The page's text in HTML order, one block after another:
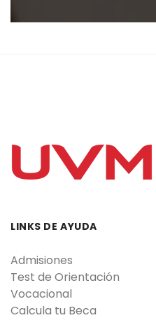
LINKS DE AYUDA
Admisiones
Test de Orientación
Vocacional
Calcula tu Beca